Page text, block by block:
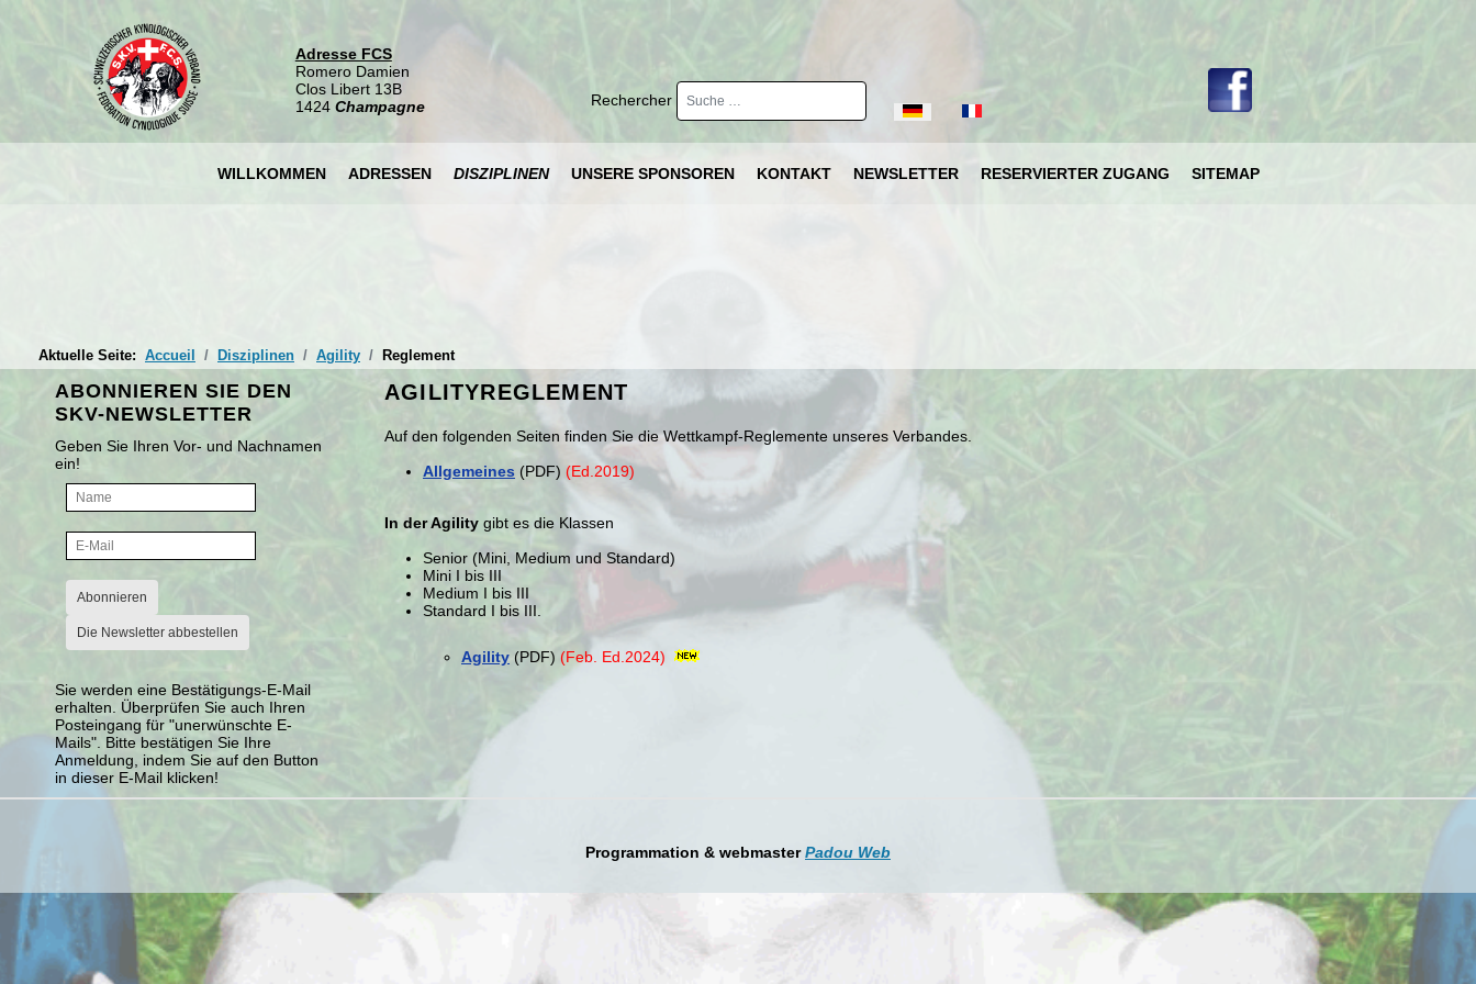
Adresse FCS
Romero Damien
Clos Libert 13B
1424 Champagne Rechercher
Sprache auswählen
WILLKOMMEN ADRESSEN DISZIPLINEN UNSERE SPONSOREN KONTAKT NEWSLETTER RESERVIERTER ZUGANG SITEMAP
Aktuelle Seite: Accueil Disziplinen Agility Reglement
ABONNIEREN SIE DEN
SKV-NEWSLETTER
Geben Sie Ihren Vor- und Nachnamen
ein!
Abonnieren
Die Newsletter abbestellen
Sie werden eine Bestätigungs-E-Mail
erhalten. Überprüfen Sie auch Ihren
Posteingang für "unerwünschte E-
Mails". Bitte bestätigen Sie Ihre
Anmeldung, indem Sie auf den Button
in dieser E-Mail klicken!
AGILITYREGLEMENT
Auf den folgenden Seiten finden Sie die Wettkampf-Reglemente unseres Verbandes.
Allgemeines (PDF) (Ed.2019)
In der Agility gibt es die Klassen
Senior (Mini, Medium und Standard)
Mini I bis III
Medium I bis III
Standard I bis III.
Agility (PDF) (Feb. Ed.2024)
Programmation & webmasterPadou Web